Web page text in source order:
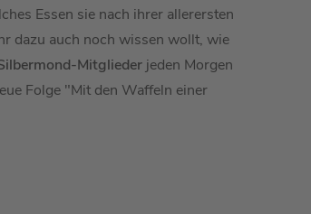
Essen sie nach ihrer allerersten
dazu auch noch wissen wollt, wie
Mitglieder jeden Morgen
Folge "Mit den Waffeln einer